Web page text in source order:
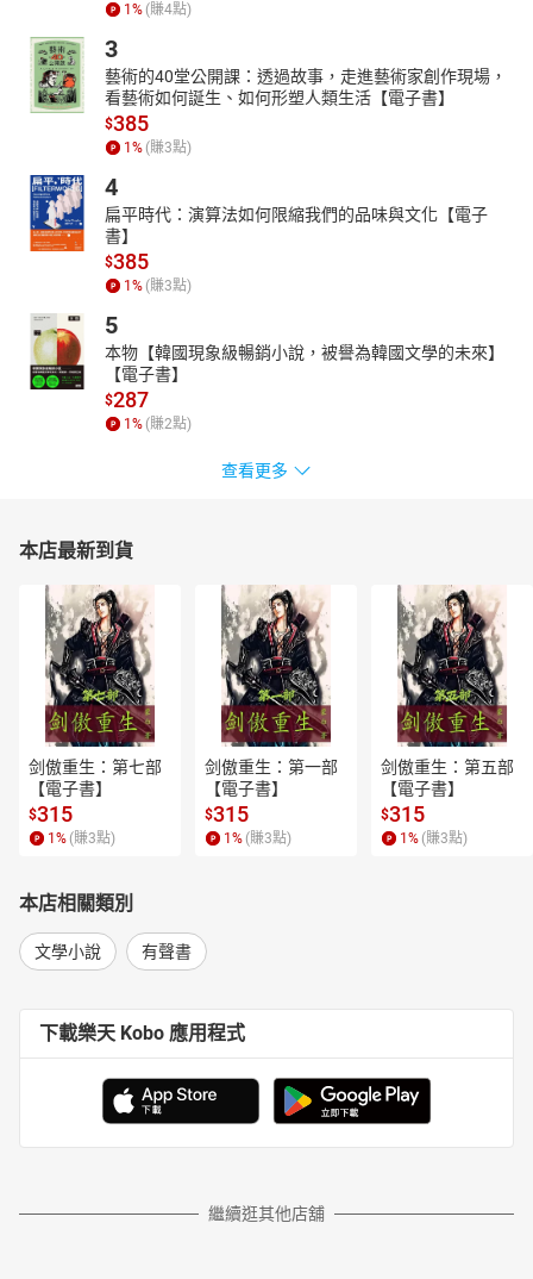
1% (賺4點)
3
藝術的40堂公開課：透過故事，走進藝術家創作現場，
看藝術如何誕生、如何形塑人類生活【電子書】
$385
1% (賺3點)
4
扁平時代：演算法如何限縮我們的品味與文化【電子
書】
$385
1% (賺3點)
5
本物【韓國現象級暢銷小說，被譽為韓國文學的未來】
【電子書】
$287
1% (賺2點)
查看更多
本店最新到貨
剑傲重生：第七部
【電子書】
$315
1 % (賺3點)
剑傲重生：第一部
【電子書】
$315
1 % (賺3點)
剑傲重生：第五部
【電子書】
$315
1 % (賺3點)
本店相關類別
文學小說 有聲書
下載樂天 Kobo 應用程式
繼續逛其他店舖